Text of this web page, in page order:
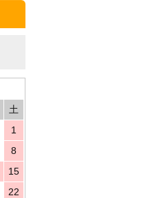
土
1
8
15
22